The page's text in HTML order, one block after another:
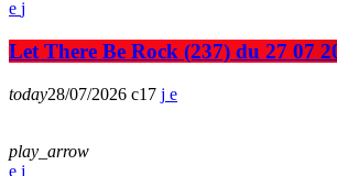
Let There Be Rock (237) du 27 07
today28/07/2026 17
play_arrow